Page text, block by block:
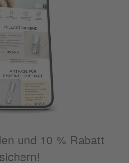
und 10 % Rabatt
sichern!